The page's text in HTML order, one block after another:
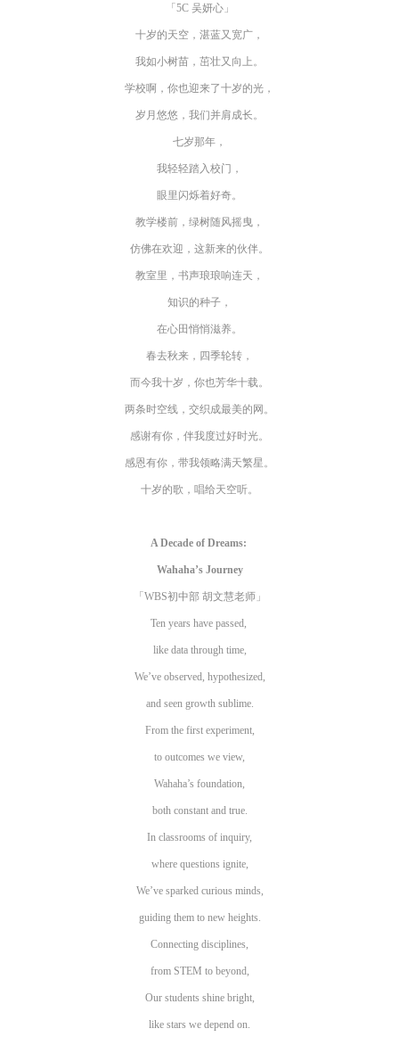
「5C 吴妍心」
十岁的天空，湛蓝又宽广，
我如小树苗，茁壮又向上。
学校啊，你也迎来了十岁的光，
岁月悠悠，我们并肩成长。
七岁那年，
我轻轻踏入校门，
眼里闪烁着好奇。
教学楼前，绿树随风摇曳，
仿佛在欢迎，这新来的伙伴。
教室里，书声琅琅响连天，
知识的种子，
在心田悄悄滋养。
春去秋来，四季轮转，
而今我十岁，你也芳华十载。
两条时空线，交织成最美的网。
感谢有你，伴我度过好时光。
感恩有你，带我领略满天繁星。
十岁的歌，唱给天空听。
A Decade of Dreams:
Wahaha’s Journey
「WBS初中部 胡文慧老师」
Ten years have passed,
like data through time,
We’ve observed, hypothesized,
and seen growth sublime.
From the first experiment,
to outcomes we view,
Wahaha’s foundation,
both constant and true.
In classrooms of inquiry,
where questions ignite,
We’ve sparked curious minds,
guiding them to new heights.
Connecting disciplines,
from STEM to beyond,
Our students shine bright,
like stars we depend on.